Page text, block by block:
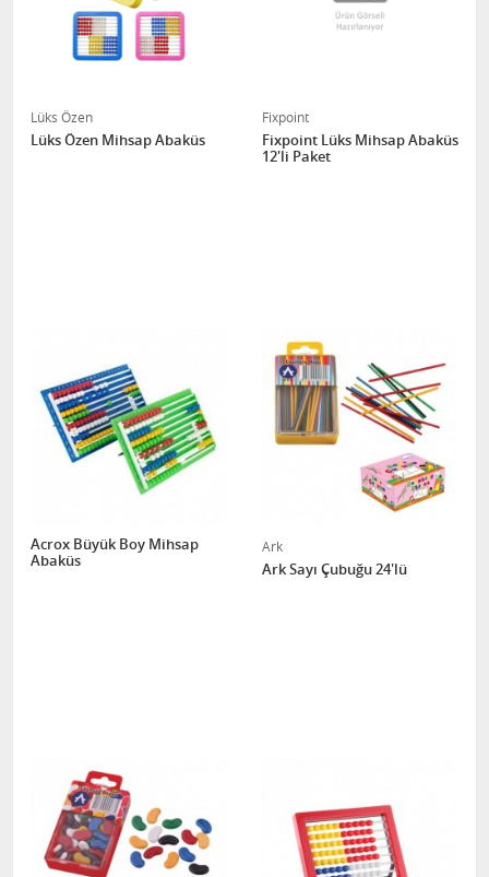
Lüks Özen
Lüks Özen Mihsap Abaküs
Fixpoint
Fixpoint Lüks Mihsap Abaküs
12'li Paket
Acrox Büyük Boy Mihsap
Abaküs
Ark
Ark Sayı Çubuğu 24'lü